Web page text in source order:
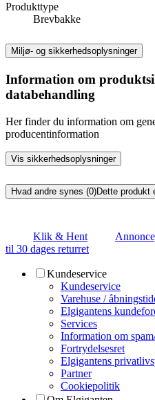
Produkttype
Brevbakke
Miljø- og sikkerhedsoplysninger
Information om
databehandling
Her finder du information om
producentinformation
Vis sikkerhedsoplysninger
Hvad andre synes (0)Dette produkt
Klik & Hent
til 30 dages returret
Kundeservice
Kundeservice
Varehuse /
Elgigantens
Services
Information om
Fortrydelsesret
Elgigantens
Partner
Cookiepolitik